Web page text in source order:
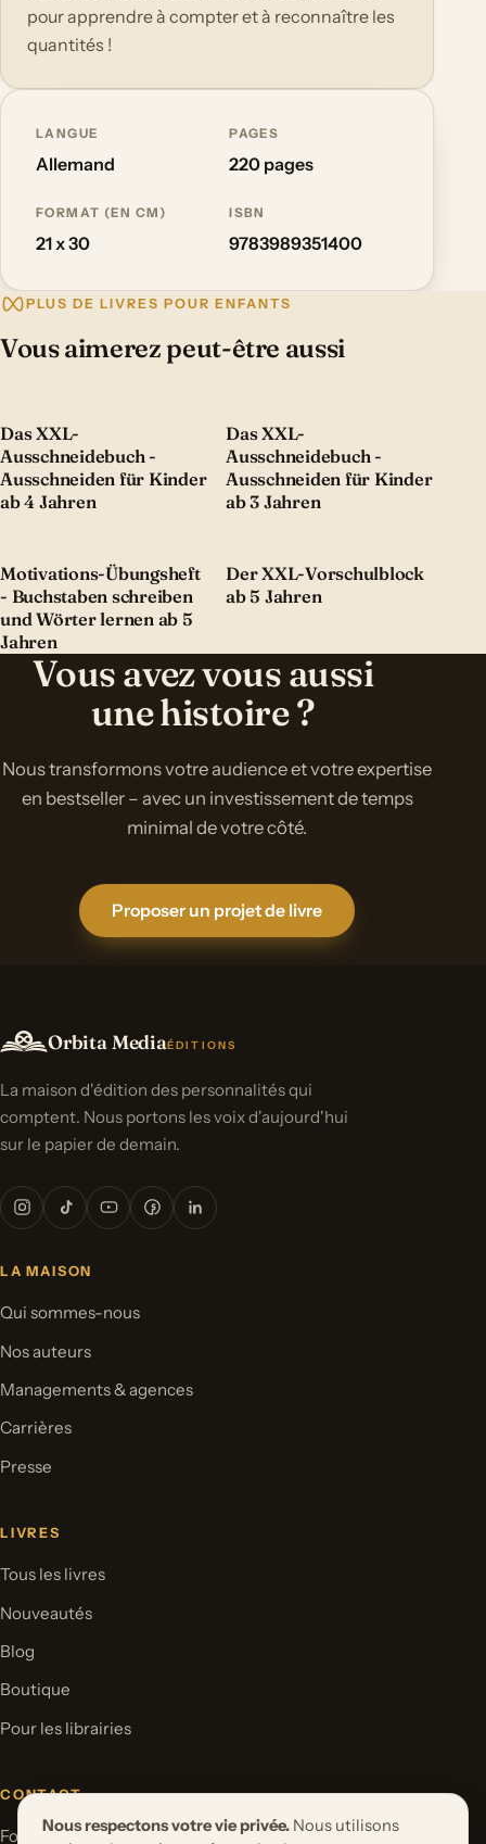
pour apprendre à compter et à reconnaître les
quantités !
LANGUE
Allemand
PAGES
220 pages
FORMAT (EN CM)
21 x 30
ISBN
9783989351400
PLUS DE LIVRES POUR ENFANTS
Vous aimerez peut-être aussi
Das XXL-
Ausschneidebuch -
Ausschneiden für Kinder
ab 4 Jahren
Das XXL-
Ausschneidebuch -
Ausschneiden für Kinder
ab 3 Jahren
Motivations-Übungsheft
- Buchstaben schreiben
und Wörter lernen ab 5
Jahren
Der XXL-Vorschulblock
ab 5 Jahren
Vous avez vous aussi
une histoire ?
Nous transformons votre audience et votre expertise
en bestseller – avec un investissement de temps
minimal de votre côté.
Proposer un projet de livre
Orbita MediaÉDITIONS
La maison d'édition des personnalités qui
comptent. Nous portons les voix d'aujourd'hui
sur le papier de demain.
LA MAISON
Qui sommes-nous
Nos auteurs
Managements & agences
Carrières
Presse
LIVRES
Tous les livres
Nouveautés
Blog
Boutique
Pour les librairies
CONTACT
Formulaire de contact
Nous respectons votre vie privée. Nous utilisons